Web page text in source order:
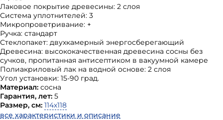
Лаковое покрытие древесины: 2 слоя
Система уплотнителей: 3
Микропроветривание: +
Ручка: стандарт
Стеклопакет: двухкамерный энергосберегающий
Древесина: высококачественная древесина сосны без
сучков, пропитанная антисептиком в вакуумной камере
Полиакриловый лак на водной основе: 2 слоя
Угол установки: 15-90 град.
Материал: сосна
Гарантия, лет: 5
Размер, см: 114х118
все характеристики и описание